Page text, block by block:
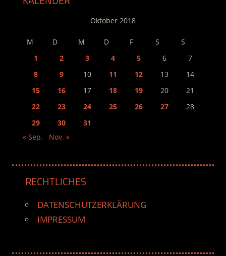
Oktober 2018
M D M D F S
S
1
2 3 4 5 6
7
8
9 10 11 12 13
14
15
16 17 18 19 20
21
22
23 24 25 26 27
28
29
30
31
« Sep.
Nov. »
RECHTLICHES
DATENSCHUTZERKLÄRUNG
IMPRESSUM